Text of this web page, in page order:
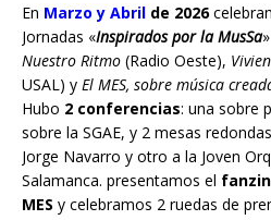
En Marzo y Abril de 2026
Jornadas «Inspirados por la MusSa
Nuestro Ritmo (Radio Oeste),
USAL) y El MES, sobre música
Hubo 2 conferencias: una sobre
sobre la SGAE, y 2 mesas
Jorge Navarro y otro a la Joven
Salamanca. presentamos el
MES y celebramos 2 ruedas de